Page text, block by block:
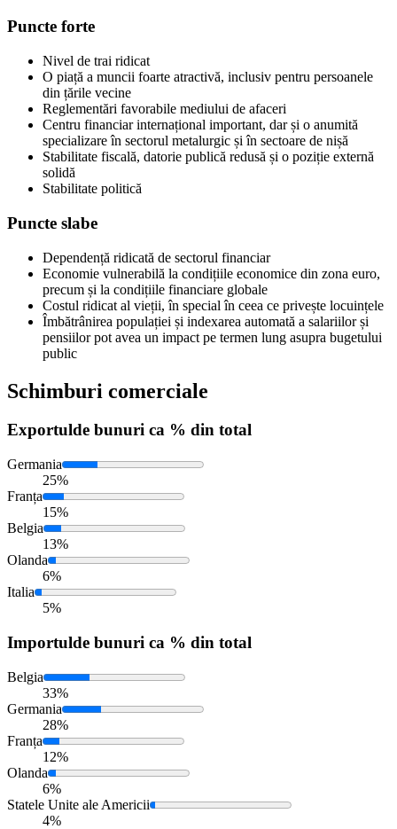
Puncte forte
Nivel de trai ridicat
O piață a muncii foarte atractivă, inclusiv pentru persoanele
din țările vecine
Reglementări favorabile mediului de afaceri
Centru financiar internațional important, dar și o anumită
specializare în sectorul metalurgic și în sectoare de nișă
Stabilitate fiscală, datorie publică redusă și o poziție externă
solidă
Stabilitate politică
Puncte slabe
Dependență ridicată de sectorul financiar
Economie vulnerabilă la condițiile economice din zona euro,
precum și la condițiile financiare globale
Costul ridicat al vieții, în special în ceea ce privește locuințele
Îmbătrânirea populației și indexarea automată a salariilor și
pensiilor pot avea un impact pe termen lung asupra bugetului
public
Schimburi comerciale
Exportulde bunuri ca % din total
Germania
25%
Franța
15%
Belgia
13%
Olanda
6%
Italia
5%
Importulde bunuri ca % din total
Belgia
33%
Germania
28%
Franța
12%
Olanda
6%
Statele Unite ale Americii
4%